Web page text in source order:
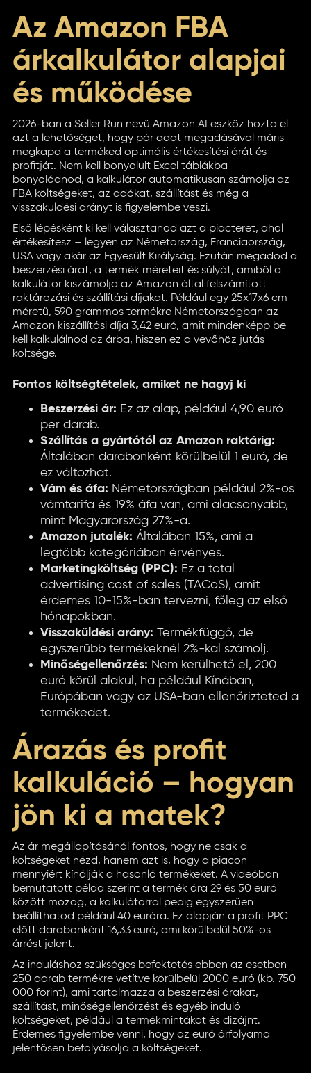
Az Amazon FBA
árkalkulátor alapjai
és működése
2026-ban a Seller Run nevű Amazon AI eszköz hozta el
azt a lehetőséget, hogy pár adat megadásával máris
megkapd a terméked optimális értékesítési árát és
profitját. Nem kell bonyolult Excel táblákba
bonyolódnod, a kalkulátor automatikusan számolja az
FBA költségeket, az adókat, szállítást és még a
visszaküldési arányt is figyelembe veszi.
Első lépésként ki kell választanod azt a piacteret, ahol
értékesítesz – legyen az Németország, Franciaország,
USA vagy akár az Egyesült Királyság. Ezután megadod a
beszerzési árat, a termék méreteit és súlyát, amiből a
kalkulátor kiszámolja az Amazon által felszámított
raktározási és szállítási díjakat. Például egy 25x17x6 cm
méretű, 590 grammos termékre Németországban az
Amazon kiszállítási díja 3,42 euró, amit mindenképp be
kell kalkulálnod az árba, hiszen ez a vevőhöz jutás
költsége.
Fontos költségtételek, amiket ne hagyj ki
Beszerzési ár: Ez az alap, például 4,90 euró
per darab.
Szállítás a gyártótól az Amazon raktárig:
Általában darabonként körülbelül 1 euró, de
ez változhat.
Vám és áfa: Németországban például 2%-os
vámtarifa és 19% áfa van, ami alacsonyabb,
mint Magyarország 27%-a.
Amazon jutalék: Általában 15%, ami a
legtöbb kategóriában érvényes.
Marketingköltség (PPC): Ez a total
advertising cost of sales (TACoS), amit
érdemes 10-15%-ban tervezni, főleg az első
hónapokban.
Visszaküldési arány: Termékfüggő, de
egyszerűbb termékeknél 2%-kal számolj.
Minőségellenőrzés: Nem kerülhető el, 200
euró körül alakul, ha például Kínában,
Európában vagy az USA-ban ellenőrizteted a
termékedet.
Árazás és profit
kalkuláció – hogyan
jön ki a matek?
Az ár megállapításánál fontos, hogy ne csak a
költségeket nézd, hanem azt is, hogy a piacon
mennyiért kínálják a hasonló termékeket. A videóban
bemutatott példa szerint a termék ára 29 és 50 euró
között mozog, a kalkulátorral pedig egyszerűen
beállíthatod például 40 euróra. Ez alapján a profit PPC
előtt darabonként 16,33 euró, ami körülbelül 50%-os
árrést jelent.
Az induláshoz szükséges befektetés ebben az esetben
250 darab termékre vetítve körülbelül 2000 euró (kb. 750
000 forint), ami tartalmazza a beszerzési árakat,
szállítást, minőségellenőrzést és egyéb induló
költségeket, például a termékmintákat és dizájnt.
Érdemes figyelembe venni, hogy az euró árfolyama
jelentősen befolyásolja a költségeket.